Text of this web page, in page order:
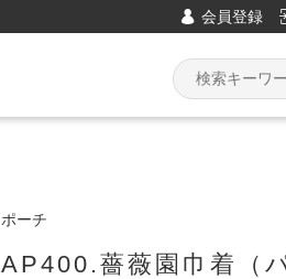
会員登録
ポーチ
AP400.薔薇園巾着（